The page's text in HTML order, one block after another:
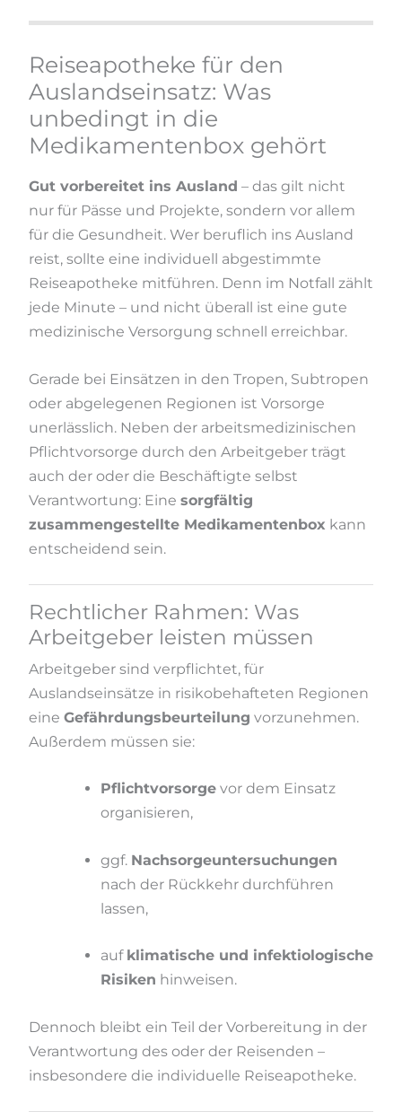
Reiseapotheke für den
Auslandseinsatz: Was
unbedingt in die
Medikamentenbox gehört
Gut vorbereitet ins Ausland – das gilt nicht
nur für Pässe und Projekte, sondern vor allem
für die Gesundheit. Wer beruflich ins Ausland
reist, sollte eine individuell abgestimmte
Reiseapotheke mitführen. Denn im Notfall zählt
jede Minute – und nicht überall ist eine gute
medizinische Versorgung schnell erreichbar.
Gerade bei Einsätzen in den Tropen, Subtropen
oder abgelegenen Regionen ist Vorsorge
unerlässlich. Neben der arbeitsmedizinischen
Pflichtvorsorge durch den Arbeitgeber trägt
auch der oder die Beschäftigte selbst
Verantwortung: Eine sorgfältig
zusammengestellte Medikamentenbox kann
entscheidend sein.
Rechtlicher Rahmen: Was
Arbeitgeber leisten müssen
Arbeitgeber sind verpflichtet, für
Auslandseinsätze in risikobehafteten Regionen
eine Gefährdungsbeurteilung vorzunehmen.
Außerdem müssen sie:
Pflichtvorsorge vor dem Einsatz
organisieren,
ggf. Nachsorgeuntersuchungen
nach der Rückkehr durchführen
lassen,
auf klimatische und infektiologische
Risiken hinweisen.
Dennoch bleibt ein Teil der Vorbereitung in der
Verantwortung des oder der Reisenden –
insbesondere die individuelle Reiseapotheke.